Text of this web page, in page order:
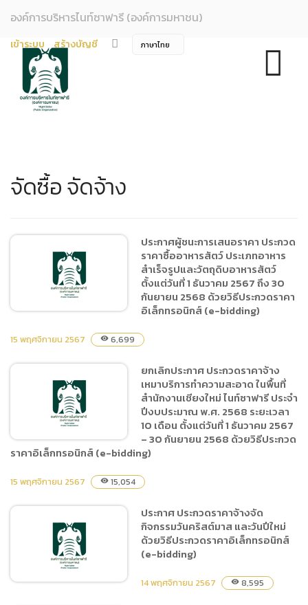
องค์การบริหารไนท์ซาฟารี (องค์การมหาชน)
เข้าระบบ สร้างบัญชี
จัดซื้อ จัดจ้าง
ประกาศผู้ชนะการเสนอราคา
ประเภทอาหารสำเร็จรูปและ
วัตถุดิบอาหารสัตว์ ตั้งแต่วันที่
1 ธันวาคม 2567 ถึง 30
กันยายน 2568 ด้วยวิธี
ประกวดราคาอิเล็กทรอนิกส์
ประกาศผู้ชนะการเสนอราคา ประกวด
ราคาซื้ออาหารสัตว์ ประเภทอาหาร
สำเร็จรูปและวัตถุดิบอาหารสัตว์
ตั้งแต่วันที่ 1 ธันวาคม 2567 ถึง 30
กันยายน 2568 ด้วยวิธีประกวดราคา
อิเล็กทรอนิกส์ (e-bidding)
15 พฤศจิกายน 2567 visibility 6,699
ยกเลิกประกาศ ประกวดราคา
จ้างเหมาบริการทำความ
สะอาด ในพื้นที่สำนักงาน
เชียงใหม่ ไนท์ซาฟารี ประจำ
ปีงบประมาณ พ.ศ. 2568 ระยะ
เวลา 10 เดือน ตั้งแต่วันที่ 1
ธันวาคม 2567 – 30 กันยายน
ยกเลิกประกาศ ประกวดราคาจ้าง
เหมาบริการทำความสะอาด ในพื้นที่
สำนักงานเชียงใหม่ ไนท์ซาฟารี ประจำ
ปีงบประมาณ พ.ศ. 2568 ระยะเวลา
10 เดือน ตั้งแต่วันที่ 1 ธันวาคม 2567
– 30 กันยายน 2568 ด้วยวิธีประกวด
ราคาอิเล็กทรอนิกส์ (e-bidding)
15 พฤศจิกายน 2567 visibility 15,054
ประกาศ ประกวดราคาจ้างจัด
กิจกรรมวันคริสต์มาส และวันปีใหม่
ด้วยวิธีประกวดราคาอิเล็กทรอนิกส์
(e-bidding)
14 พฤศจิกายน 2567 visibility 8,595